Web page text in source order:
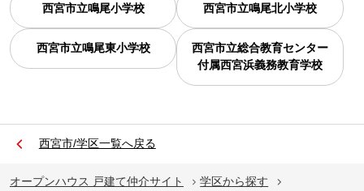
西宮市立鳴尾小学校 西宮市立鳴尾北小学校
西宮市立鳴尾東小学校
西宮市立総合教育センター
付属西宮浜義務教育学校
西宮市/学区一覧へ戻る
オープンハウス 戸建て仲介サイト
学区から探す